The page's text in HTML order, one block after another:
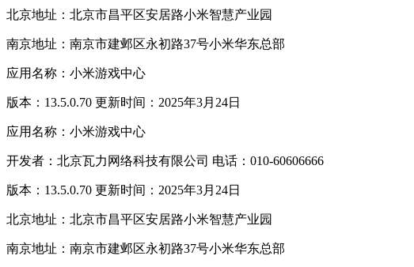
北京地址：北京市昌平区安居路小米智慧产业园
南京地址：南京市建邺区永初路37号小米华东总部
应用名称：小米游戏中心
版本：13.5.0.70 更新时间：2025年3月24日
应用名称：小米游戏中心
开发者：北京瓦力网络科技有限公司 电话：010-60606666
版本：13.5.0.70 更新时间：2025年3月24日
北京地址：北京市昌平区安居路小米智慧产业园
南京地址：南京市建邺区永初路37号小米华东总部